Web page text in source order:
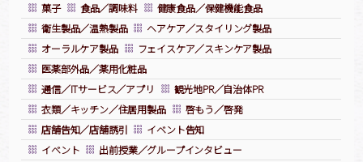
菓子
食品／調味料
健康食品／保健機能食品
衛生製品／温熱製品
ヘアケア／スタイリング製品
オーラルケア製品
フェイスケア／スキンケア製品
医薬部外品／薬用化粧品
通信／ITサービス／アプリ
観光地PR／自治体PR
衣類／キッチン／住居用製品
啓もう／啓発
店舗告知／店舗誘引
イベント告知
イベント
出前授業／グループインタビュー